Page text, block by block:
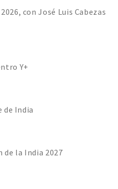
con José Luis Cabezas
Y+
de India
de la India 2027